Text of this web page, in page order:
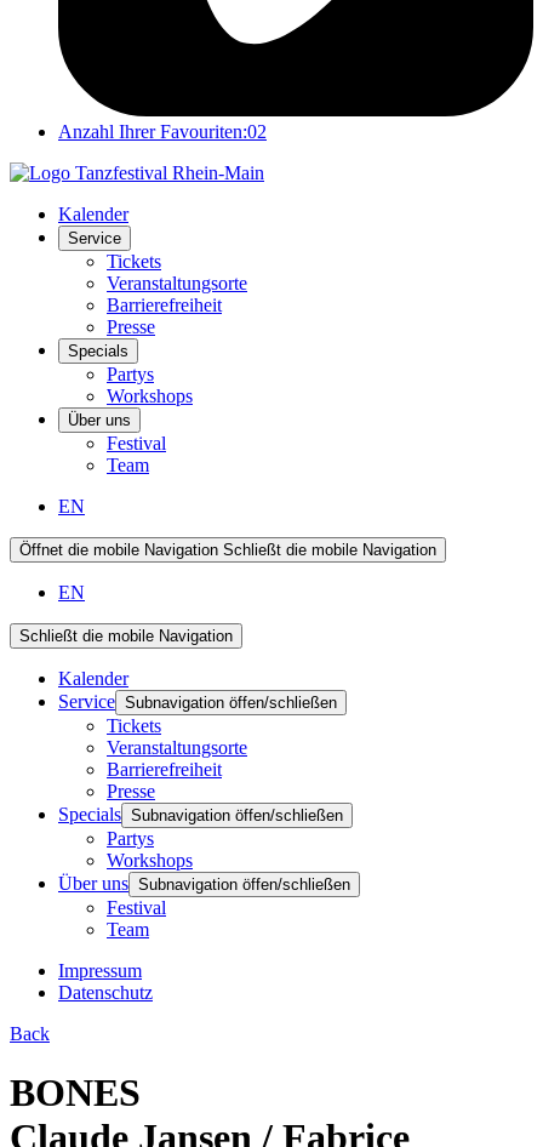
Anzahl Ihrer Favouriten:02
Kalender
Service
Tickets
Veranstaltungsorte
Barrierefreiheit
Presse
Specials
Partys
Workshops
Über uns
Festival
Team
EN
Öffnet die mobile Navigation Schließt die mobile Navigation
EN
Schließt die mobile Navigation
Kalender
Service Subnavigation öffen/schließen
Tickets
Veranstaltungsorte
Barrierefreiheit
Presse
Specials Subnavigation öffen/schließen
Partys
Workshops
Über uns Subnavigation öffen/schließen
Festival
Team
Impressum
Datenschutz
Back
BONES
Claude Jansen / Fabrice